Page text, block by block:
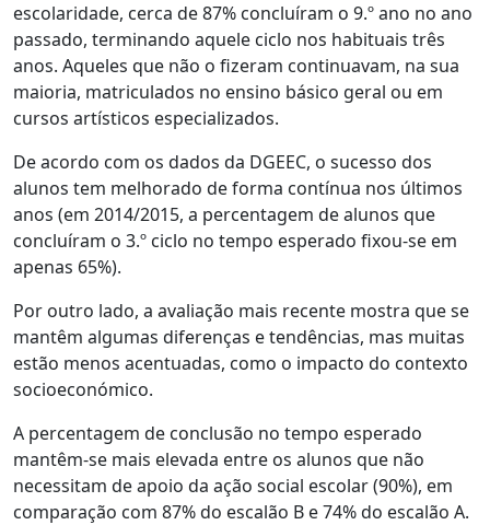
escolaridade, cerca de 87% concluíram o 9.º ano no ano
passado, terminando aquele ciclo nos habituais três
anos. Aqueles que não o fizeram continuavam, na sua
maioria, matriculados no ensino básico geral ou em
cursos artísticos especializados.
De acordo com os dados da DGEEC, o sucesso dos
alunos tem melhorado de forma contínua nos últimos
anos (em 2014/2015, a percentagem de alunos que
concluíram o 3.º ciclo no tempo esperado fixou-se em
apenas 65%).
Por outro lado, a avaliação mais recente mostra que se
mantêm algumas diferenças e tendências, mas muitas
estão menos acentuadas, como o impacto do contexto
socioeconómico.
A percentagem de conclusão no tempo esperado
mantêm-se mais elevada entre os alunos que não
necessitam de apoio da ação social escolar (90%), em
comparação com 87% do escalão B e 74% do escalão A.